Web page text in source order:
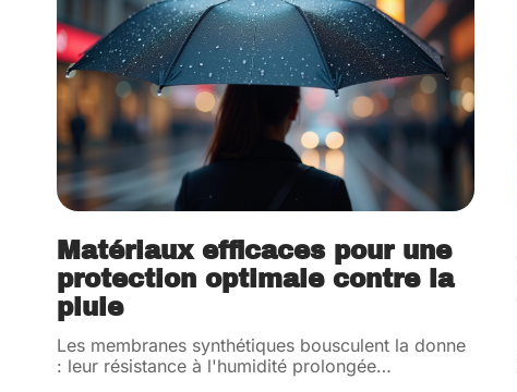
Matériaux efficaces pour une
protection optimale contre la
pluie
Les membranes synthétiques bousculent la donne
: leur résistance à l'humidité prolongée…